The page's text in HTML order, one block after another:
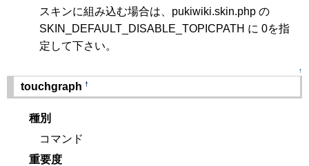
スキンに組み込む場合は、pukiwiki.skin.php の
SKIN_DEFAULT_DISABLE_TOPICPATH に 0を指
定して下さい。
↑
touchgraph †
種別
コマンド
重要度